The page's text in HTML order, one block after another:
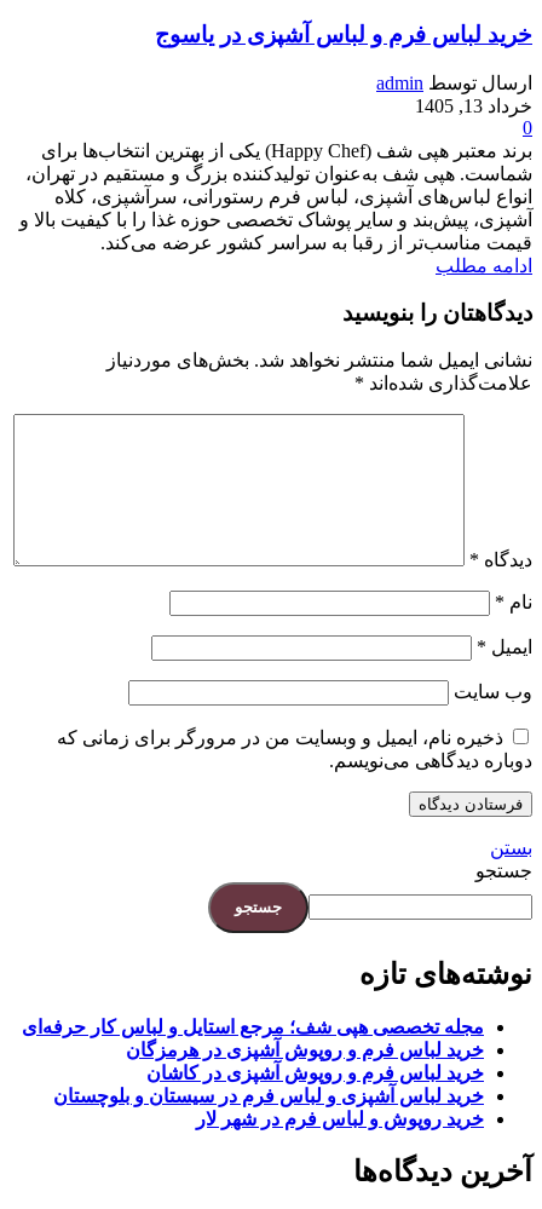
خرید لباس فرم و لباس آشپزی در یاسوج
ارسال توسط admin
خرداد 13, 1405
0
برند معتبر هپی شف (Happy Chef) یکی از بهترین انتخاب‌ها برای
شماست. هپی شف به‌عنوان تولیدکننده بزرگ و مستقیم در تهران،
انواع لباس‌های آشپزی، لباس فرم رستورانی، سرآشپزی، کلاه
آشپزی، پیش‌بند و سایر پوشاک تخصصی حوزه غذا را با کیفیت بالا و
قیمت مناسب‌تر از رقبا به سراسر کشور عرضه می‌کند.
ادامه مطلب
دیدگاهتان را بنویسید
نشانی ایمیل شما منتشر نخواهد شد. بخش‌های موردنیاز
علامت‌گذاری شده‌اند *
دیدگاه *
نام *
ایمیل *
وب‌ سایت
ذخیره نام، ایمیل و وبسایت من در مرورگر برای زمانی که
دوباره دیدگاهی می‌نویسم.
بستن
جستجو
جستجو
نوشته‌های تازه
مجله تخصصی هپی شف؛ مرجع استایل و لباس کار حرفه‌ای
خرید لباس فرم و روپوش آشپزی در هرمزگان
خرید لباس فرم و روپوش آشپزی در کاشان
خرید لباس آشپزی و لباس فرم در سیستان و بلوچستان
خرید روپوش و لباس فرم در شهر لار
آخرین دیدگاه‌ها